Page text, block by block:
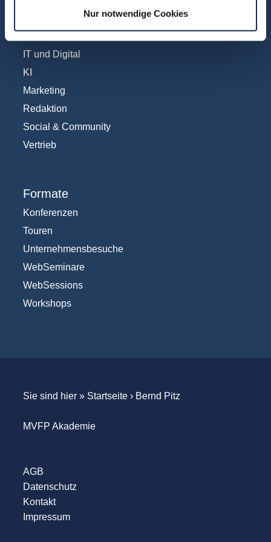
Nur notwendige Cookies
Fachübergreifend
IT und Digital
KI
Marketing
Redaktion
Social & Community
Vertrieb
Formate
Konferenzen
Touren
Unternehmensbesuche
WebSeminare
WebSessions
Workshops
Sie sind hier » Startseite› Bernd Pitz
MVFP Akademie
AGB
Datenschutz
Kontakt
Impressum